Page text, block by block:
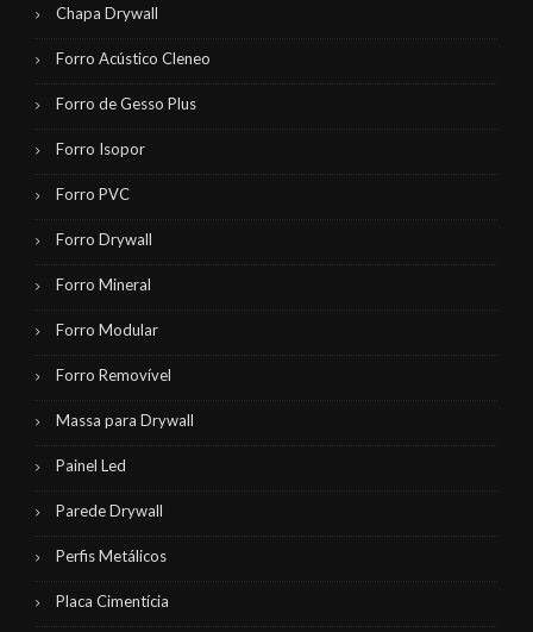
Chapa Drywall
Forro Acústico Cleneo
Forro de Gesso Plus
Forro Isopor
Forro PVC
Forro Drywall
Forro Mineral
Forro Modular
Forro Removível
Massa para Drywall
Painel Led
Parede Drywall
Perfis Metálicos
Placa Cimentícia